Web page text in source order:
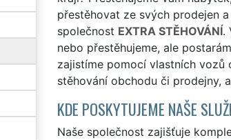
přestěhovat ze svých prodejen
společnost EXTRA STĚHOVÁNÍ.
nebo přestěhujeme, ale
zajistíme pomocí vlastních
stěhování obchodu či prodejny,
KDE POSKYTUJEME NAŠE
Naše společnost zajišťuje